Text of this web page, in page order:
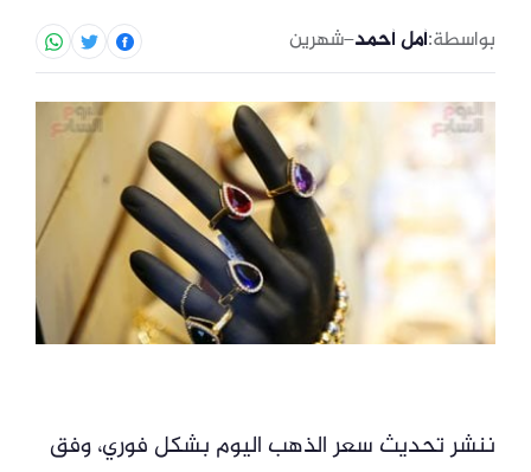
بواسطة:أمل أحمد–شهرين
ننشر تحديث سعر الذهب اليوم بشكل فوري، وفق